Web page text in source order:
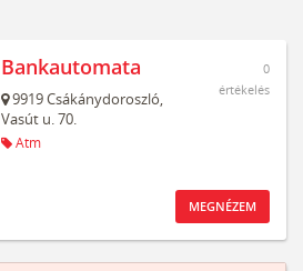
Bankautomata
9919Csákánydoroszló,
Vasút u. 70.
Atm
0
értékelés
MEGNÉZEM